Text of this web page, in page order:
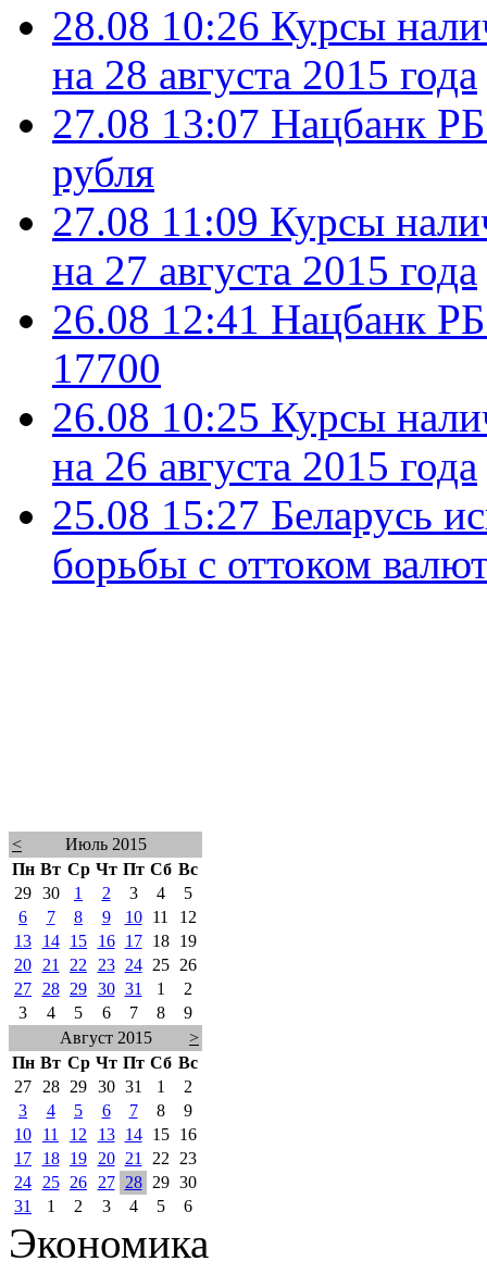
28.08 10:26 Курсы
на 28 августа 2015 года
27.08 13:07 Нацбанк РБ
рубля
27.08 11:09 Курсы
на 27 августа 2015 года
26.08 12:41 Нацбанк
17700
26.08 10:25 Курсы
на 26 августа 2015 года
25.08 15:27 Беларусь
борьбы с оттоком
<
Июль 2015
Пн Вт Ср Чт Пт Сб Вс
29 30 1 2 3 4
5
6
7 8 9 10 11
12
13
14 15 16 17 18
19
20
21 22 23 24 25
26
27
28 29 30 31 1
2
3
4 5 6 7 8
9
Август 2015
>
Пн Вт Ср Чт Пт Сб Вс
27
28 29 30 31 1
2
3
4 5 6 7 8
9
10
11 12 13 14 15
16
17
18 19 20 21 22
23
24
25 26 27 28 29 30
31
1 2 3 4 5 6
Экономика